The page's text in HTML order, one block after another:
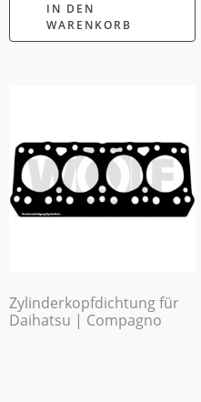
IN DEN
WARENKORB
Zylinderkopfdichtung für
Daihatsu | Compagno